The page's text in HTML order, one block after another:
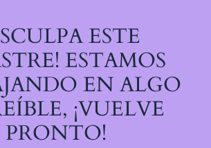
ESTE
ESTAMOS
EN ALGO
¡VUELVE
PRONTO!